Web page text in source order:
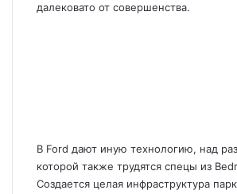
далековато от совершенства.
В Ford дают иную технологию, над
которой также трудятся спецы из
Создается целая инфраструктура